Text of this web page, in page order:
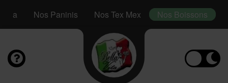
Nos Paninis Nos Tex Mex Nos Boissons